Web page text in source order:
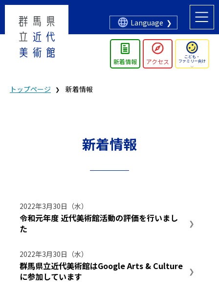
Language
新着情報 アクセス
こども・
ファミリー向け
トップページ 新着情報
新着情報
2022年3月30日（水）
令和元年度 近代美術館活動の評価を行いまし
た
2022年3月30日（水）
群馬県立近代美術館はGoogle Arts & Culture
に参加しています